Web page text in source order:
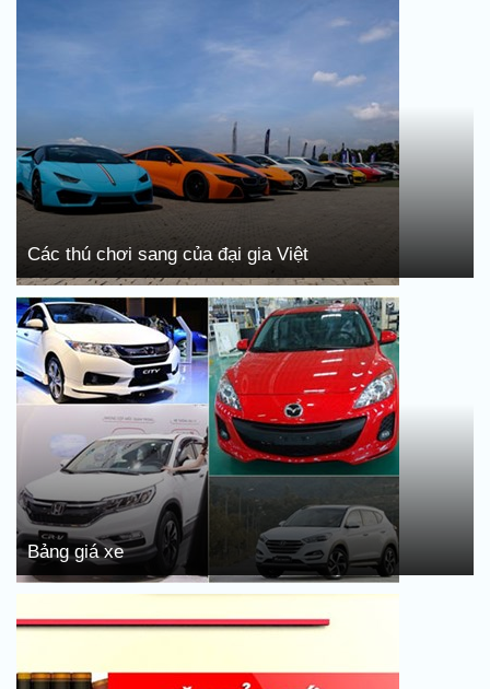
Các thú chơi sang của đại gia Việt
Bảng giá xe